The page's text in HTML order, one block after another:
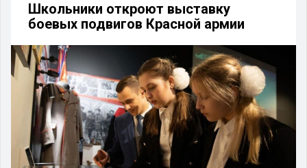
Школьники откроют выставку
боевых подвигов Красной армии